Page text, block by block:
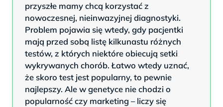
przyszłe mamy chcą korzystać z
nowoczesnej, nieinwazyjnej diagnostyki.
Problem pojawia się wtedy, gdy pacjentki
mają przed sobą listę kilkunastu różnych
testów, z których niektóre obiecują setki
wykrywanych chorób. Łatwo wtedy uznać,
że skoro test jest popularny, to pewnie
najlepszy. Ale w genetyce nie chodzi o
popularność czy marketing – liczy się